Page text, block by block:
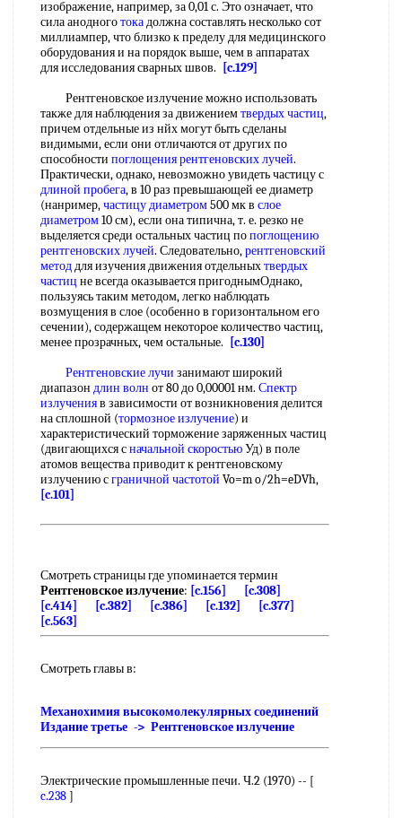
изображение, например, за 0,01 с. Это означает, что
сила анодноготокадолжна составлять несколько сот
миллиампер, что близко к пределу для медицинского
оборудования и на порядок выше, чем в аппаратах
для исследования сварных швов.
[c.129]
Рентгеновское излучение можно использовать
также для наблюдения за движениемтвердых частиц,
причем отдельные из нйх могут быть сделаны
видимыми, если они отличаются от других по
способности поглощения рентгеновских лучей.
Практически, однако, невозможно увидеть частицу с
длиной пробега, в 10 раз превышающей ее диаметр
(нанример,частицу диаметром500 мк в слое
диаметром10 см), если она типична, т. е. резко не
выделяется среди остальных частиц попоглощению
рентгеновских лучей. Следовательно,рентгеновский
методдля изучения движения отдельныхтвердых
частиц не всегда оказывается пригоднымОднако,
пользуясь таким методом, легко наблюдать
возмущения в слое (особенно в горизонтальном его
сечении), содержащем некоторое количество частиц,
менее прозрачных, чем остальные.
[c.130]
Рентгеновские лучи занимают широкий
диапазон длин волн от 80 до 0,00001 нм. Спектр
излученияв зависимости от возникновения делится
на сплошной (тормозное излучение) и
характеристический торможение заряженных частиц
(двигающихся сначальной скоростьюУд) в поле
атомов вещества приводит к рентгеновскому
излучению сграничной частотой Vo=m o/2h=eDVh,
[c.101]
Смотреть страницы где упоминается термин
Рентгеновское излучение: [c.156]
[c.308]
[c.414]
[c.382] [c.386] [c.132]
[c.377]
[c.563]
Смотреть главы в:
Механохимия высокомолекулярных соединений
Издание третье -> Рентгеновское излучение
Электрические промышленные печи. Ч.2 (1970) -- [
c.238]